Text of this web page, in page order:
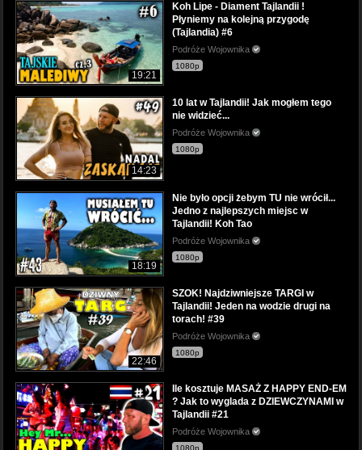
19:21
Koh Lipe - Diament Tajlandii !
Płyniemy na kolejną przygodę
(Tajlandia) #6
Podróże Wojownika
1080p
14:23
10 lat w Tajlandii! Jak mogłem tego
nie widzieć...
Podróże Wojownika
1080p
18:19
Nie było opcji żebym TU nie wrócił...
Jedno z najlepszych miejsc w
Tajlandii! Koh Tao
Podróże Wojownika
1080p
22:46
SZOK! Najdziwniejsze TARGI w
Tajlandii! Jeden na wodzie drugi na
torach! #39
Podróże Wojownika
1080p
Ile kosztuje MASAŻ Z HAPPY END-EM
? Jak to wyglada z DZIEWCZYNAMI w
Tajlandii #21
Podróże Wojownika
1080p